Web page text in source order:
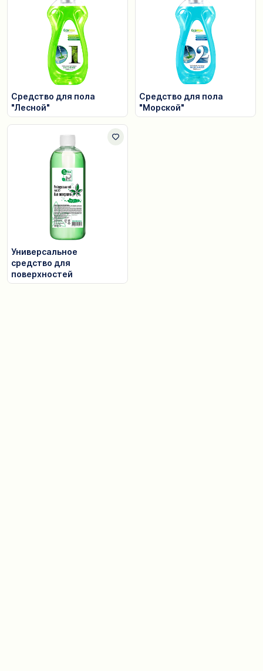
Средство для пола
"Лесной"
Средство для пола
"Морской"
Универсальное
средство для
поверхностей